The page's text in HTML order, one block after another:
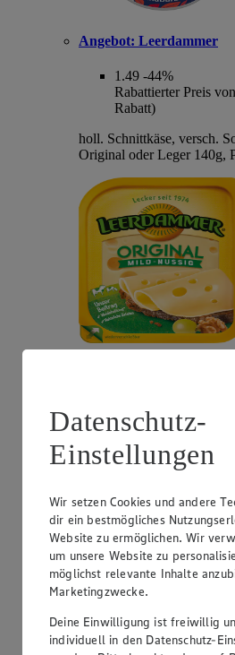
Angebot: Leerdammer
1.49 -44%
Rabattierter Preis
Rabatt)
holl. Schnittkäse, versch.
Original oder Leger 140g,
App
App Preis von 0.99€
1.11
Rabattierter Preis
Frischkäsezubereitung,
120/150g Packung/Becher,
Datenschutz-
Einstellungen
Wir setzen Cookies und andere
dir ein bestmögliches
Website zu ermöglichen. Wir
um unsere Website zu
möglichst relevante Inhalte
Marketingzwecke.
Deine Einwilligung ist freiwillig
individuell in den Datenschutz-